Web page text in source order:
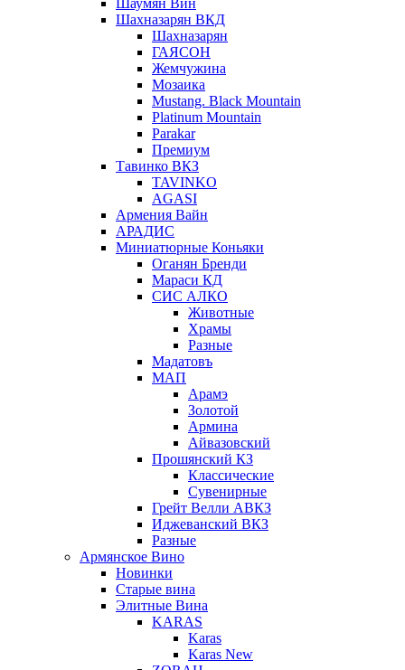
Шаумян Вин
Шахназарян ВКД
Шахназарян
ГАЯСОН
Жемчужина
Мозаика
Mustang. Black Mountain
Platinum Mountain
Parakar
Премиум
Тавинко ВКЗ
TAVINKO
AGASI
Армения Вайн
АРАДИС
Миниатюрные Коньяки
Оганян Бренди
Мараси КД
СИС АЛКО
Животные
Храмы
Разные
Мадатовъ
МАП
Арамэ
Золотой
Армина
Айвазовский
Прошянский КЗ
Классические
Сувенирные
Грейт Велли АВКЗ
Иджеванский ВКЗ
Разные
Армянское Вино
Новинки
Старые вина
Элитные Вина
KARAS
Karas
Karas New